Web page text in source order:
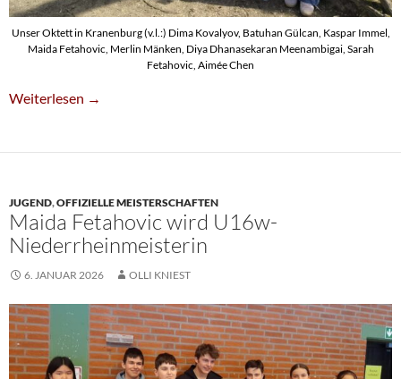
Unser Oktett in Kranenburg (v.l.:) Dima Kovalyov, Batuhan Gülcan, Kaspar Immel,
Maida Fetahovic, Merlin Mänken, Diya Dhanasekaran Meenambigai, Sarah
Fetahovic, Aimée Chen
Sarah Und Maida Fetahovic Führen Bei NRW-Jugend-
Weiterlesen →
JUGEND,OFFIZIELLE MEISTERSCHAFTEN
Maida Fetahovic wird U16w-
Niederrheinmeisterin
6. JANUAR 2026 OLLI KNIEST